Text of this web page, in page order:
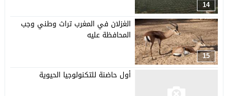
14
15
الغزلان في المغرب تراث وطني وجب
المحافظة عليه
أول حاضنة للتكنولوجيا الحيوية